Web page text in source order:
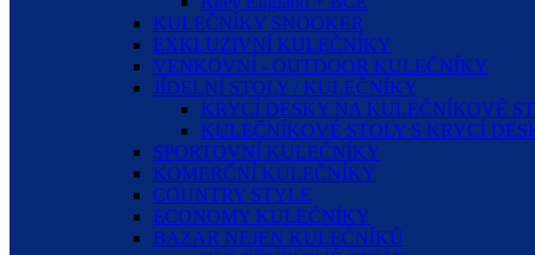
KULEČNÍKY SNOOKER
EXKLUZIVNÍ KULEČNÍKY
VENKOVNÍ - OUTDOOR KULEČNÍKY
JÍDELNÍ STOLY / KULEČNÍKY
KRYCÍ DESKY NA KULEČNÍKOVÉ
KULEČNÍKOVÉ STOLY S KRYCÍ
SPORTOVNÍ KULEČNÍKY
KOMERČNÍ KULEČNÍKY
COUNTRY STYLE
ECONOMY KULEČNÍKY
BAZAR NEJEN KULEČNÍKŮ